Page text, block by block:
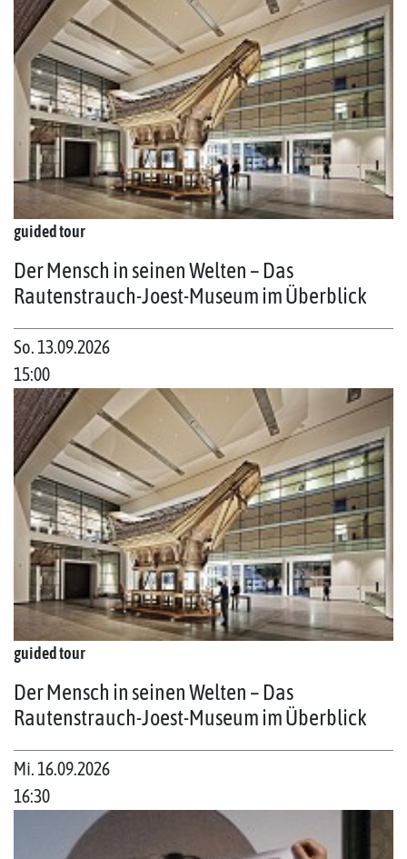
guided tour
Der Mensch in seinen Welten – Das
Rautenstrauch-Joest-Museum im Überblick
So. 13.09.2026
15:00
guided tour
Der Mensch in seinen Welten – Das
Rautenstrauch-Joest-Museum im Überblick
Mi. 16.09.2026
16:30